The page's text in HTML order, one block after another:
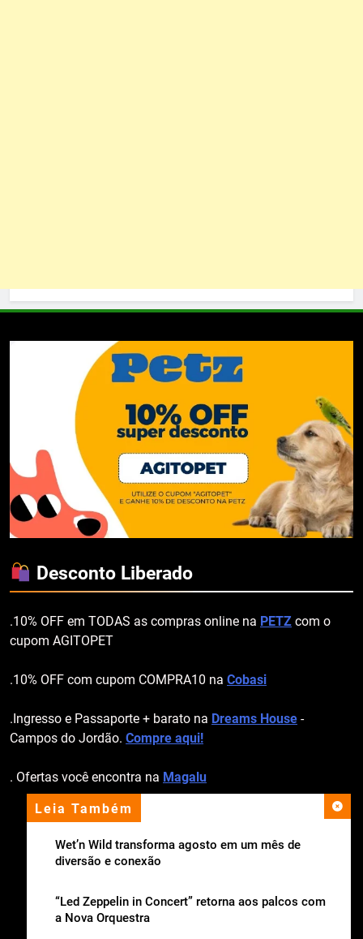
Leia Também
Wet’n Wild transforma agosto em um mês de
diversão e conexão
“Led Zeppelin in Concert” retorna aos palcos com
a Nova Orquestra
Desconto Liberado
.10% OFF em TODAS as compras online na PETZ com o
cupom AGITOPET
.10% OFF com cupom COMPRA10 na Cobasi
.Ingresso e Passaporte + barato na Dreams House -
Campos do Jordão. Compre aqui!
. Ofertas você encontra na Magalu
apoio institucional